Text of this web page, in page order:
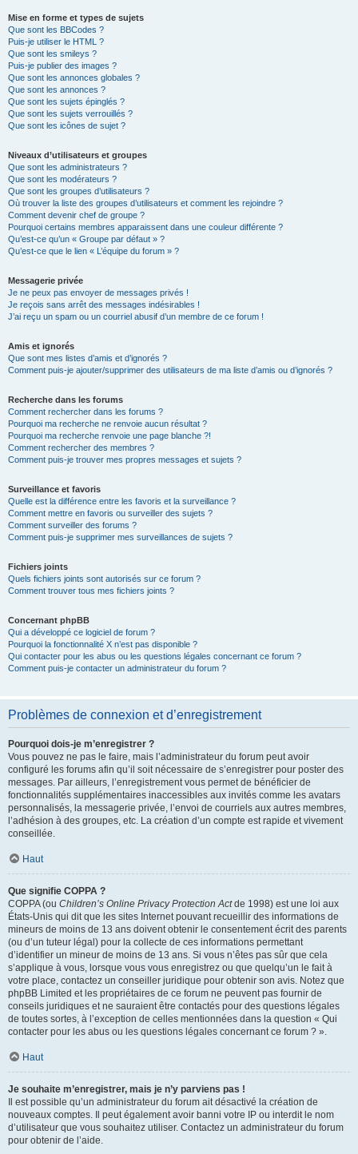
Mise en forme et types de sujets
Que sont les BBCodes ?
Puis-je utiliser le HTML ?
Que sont les smileys ?
Puis-je publier des images ?
Que sont les annonces globales ?
Que sont les annonces ?
Que sont les sujets épinglés ?
Que sont les sujets verrouillés ?
Que sont les icônes de sujet ?
Niveaux d’utilisateurs et groupes
Que sont les administrateurs ?
Que sont les modérateurs ?
Que sont les groupes d’utilisateurs ?
Où trouver la liste des groupes d’utilisateurs et comment les rejoindre ?
Comment devenir chef de groupe ?
Pourquoi certains membres apparaissent dans une couleur différente ?
Qu’est-ce qu’un « Groupe par défaut » ?
Qu’est-ce que le lien « L’équipe du forum » ?
Messagerie privée
Je ne peux pas envoyer de messages privés !
Je reçois sans arrêt des messages indésirables !
J’ai reçu un spam ou un courriel abusif d’un membre de ce forum !
Amis et ignorés
Que sont mes listes d’amis et d’ignorés ?
Comment puis-je ajouter/supprimer des utilisateurs de ma liste d’amis ou d’ignorés ?
Recherche dans les forums
Comment rechercher dans les forums ?
Pourquoi ma recherche ne renvoie aucun résultat ?
Pourquoi ma recherche renvoie une page blanche ?!
Comment rechercher des membres ?
Comment puis-je trouver mes propres messages et sujets ?
Surveillance et favoris
Quelle est la différence entre les favoris et la surveillance ?
Comment mettre en favoris ou surveiller des sujets ?
Comment surveiller des forums ?
Comment puis-je supprimer mes surveillances de sujets ?
Fichiers joints
Quels fichiers joints sont autorisés sur ce forum ?
Comment trouver tous mes fichiers joints ?
Concernant phpBB
Qui a développé ce logiciel de forum ?
Pourquoi la fonctionnalité X n’est pas disponible ?
Qui contacter pour les abus ou les questions légales concernant ce forum ?
Comment puis-je contacter un administrateur du forum ?
Problèmes de connexion et d’enregistrement
Pourquoi dois-je m’enregistrer ?
Vous pouvez ne pas le faire, mais l’administrateur du forum peut avoir
configuré les forums afin qu’il soit nécessaire de s’enregistrer pour poster des
messages. Par ailleurs, l’enregistrement vous permet de bénéficier de
fonctionnalités supplémentaires inaccessibles aux invités comme les avatars
personnalisés, la messagerie privée, l’envoi de courriels aux autres membres,
l’adhésion à des groupes, etc. La création d’un compte est rapide et vivement
conseillée.
Haut
Que signifie COPPA ?
COPPA (ou Children’s Online Privacy Protection Actde 1998) est une loi aux
États-Unis qui dit que les sites Internet pouvant recueillir des informations de
mineurs de moins de 13 ans doivent obtenir le consentement écrit des parents
(ou d’un tuteur légal) pour la collecte de ces informations permettant
d’identifier un mineur de moins de 13 ans. Si vous n’êtes pas sûr que cela
s’applique à vous, lorsque vous vous enregistrez ou que quelqu’un le fait à
votre place, contactez un conseiller juridique pour obtenir son avis. Notez que
phpBB Limited et les propriétaires de ce forum ne peuvent pas fournir de
conseils juridiques et ne sauraient être contactés pour des questions légales
de toutes sortes, à l’exception de celles mentionnées dans la question « Qui
contacter pour les abus ou les questions légales concernant ce forum ? ».
Haut
Je souhaite m’enregistrer, mais je n’y parviens pas !
Il est possible qu’un administrateur du forum ait désactivé la création de
nouveaux comptes. Il peut également avoir banni votre IP ou interdit le nom
d’utilisateur que vous souhaitez utiliser. Contactez un administrateur du forum
pour obtenir de l’aide.